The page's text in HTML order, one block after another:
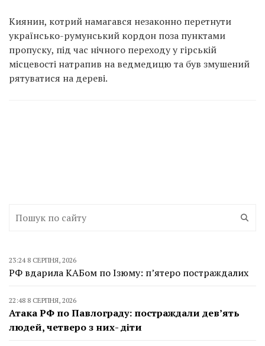
Киянин, котрий намагався незаконно перетнути
українсько-румунський кордон поза пунктами
пропуску, під час нічного переходу у гірській
місцевості натрапив на ведмедицю та був змушений
рятуватися на дереві.
23:24 8 СЕРПНЯ, 2026
РФ вдарила КАБом по Ізюму: п’ятеро постраждалих
22:48 8 СЕРПНЯ, 2026
Атака РФ по Павлограду: постраждали дев’ять
людей, четверо з них- діти